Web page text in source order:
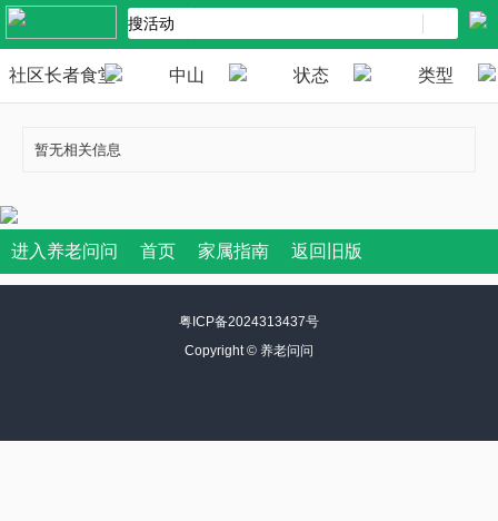
社区长者食堂 中山 状态 类型
暂无相关信息
进入养老问问 首页 家属指南 返回旧版
粤ICP备2024313437号
Copyright © 养老问问